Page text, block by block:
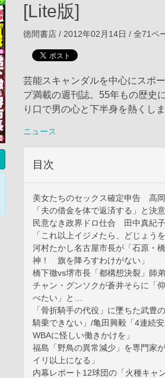
[Lite版]
徳間書店 / 2012年02月14日 / 全71ペ
芸能スキャンダルを中心にスポ
プ満載の週刊誌。55年もの歴史
り口で男の心と下半身を熱くしま
ニュース
目次
美女たちのセックス確定申告 高
「夫の借金を体で返済する」と
民意なき政界ドロ仕合 田中真紀
「これ以上イジメたら、どじょう
河村たかし名古屋市長が「石原・
神！ 旗を降ろすわけがない」
橋下徹vs堺市長「都構想決裂」師弟
チャン・グンソクが蒼井そらに「
べたい」と…
「骨折騎手の代役」に墜ちた武豊
騎乗できない」/亀田興毅「4連続
WBAに怪しい働きかけを」
福島「野鳥の異常減少」を専門家
イリ以上になる」
内幕レポート12球団の「火種キ